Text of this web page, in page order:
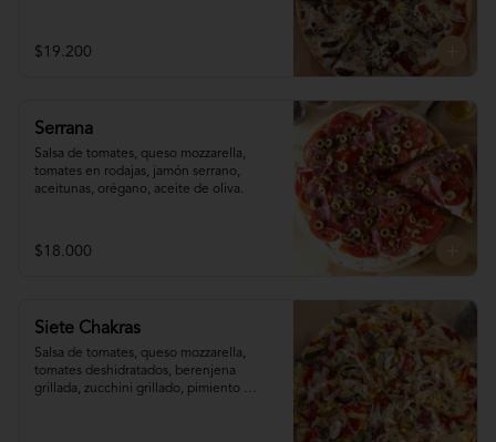
$19.200
Serrana
Salsa de tomates, queso mozzarella,
tomates en rodajas, jamón serrano,
aceitunas, orégano, aceite de oliva.
$18.000
Siete Chakras
Salsa de tomates, queso mozzarella,
tomates deshidratados, berenjena
grillada, zucchini grillado, pimiento